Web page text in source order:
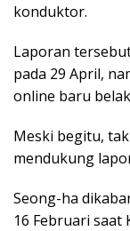
konduktor.
Laporan
pada 29 April,
online baru
Meski begitu,
mendukung
Seong-ha
16 Februari saat